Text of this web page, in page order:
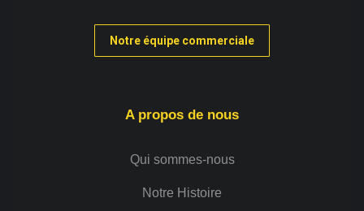
Notre équipe commerciale
A propos de nous
Qui sommes-nous
Notre Histoire